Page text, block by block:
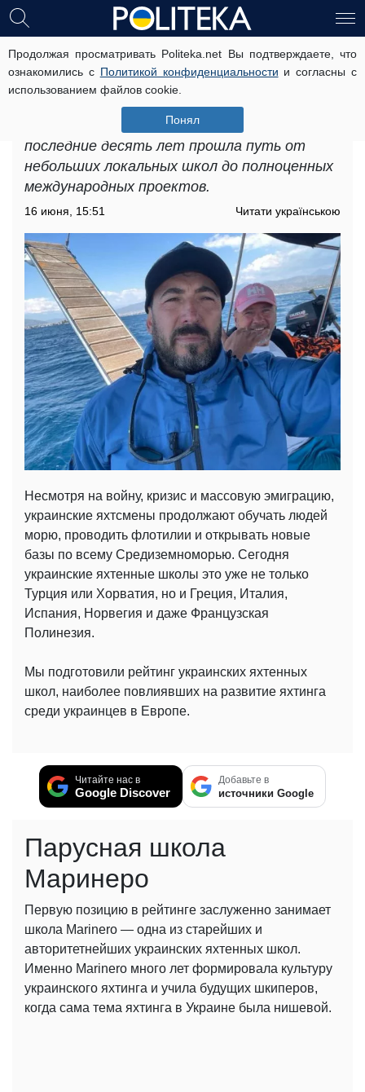
Продолжая просматривать Politeka.net Вы подтверждаете, что
ознакомились с Политикой конфиденциальности и согласны с
использованием файлов cookie.
Понял
Ветры Средиземноморья: 5
украинских яхтенных школ,
задающих европейские стандарты
Украинская яхтенная культура за
последние десять лет прошла путь от
небольших локальных школ до полноценных
международных проектов.
16 июня, 15:51 Читати українською
Несмотря на войну, кризис и массовую эмиграцию,
украинские яхтсмены продолжают обучать людей
морю, проводить флотилии и открывать новые
базы по всему Средиземноморью. Сегодня
украинские яхтенные школы это уже не только
Турция или Хорватия, но и Греция, Италия,
Испания, Норвегия и даже Французская
Полинезия.
Мы подготовили рейтинг украинских яхтенных
школ, наиболее повлиявших на развитие яхтинга
среди украинцев в Европе.
Читайте нас в
Google Discover
Добавьте в
источники Google
Парусная школа
Маринеро
Первую позицию в рейтинге заслуженно занимает
школа Marinero — одна из старейших и
авторитетнейших украинских яхтенных школ.
Именно Marinero много лет формировала культуру
украинского яхтинга и учила будущих шкиперов,
когда сама тема яхтинга в Украине была нишевой.